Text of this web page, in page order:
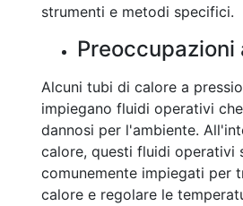
strumenti e metodi specifici.
Preoccupazioni
Alcuni tubi di calore a
impiegano fluidi operativi
dannosi per l'ambiente.
calore, questi fluidi operativi
comunemente impiegati per
calore e regolare le